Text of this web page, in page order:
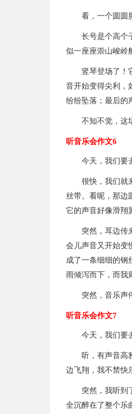
看，一个圆圆
长号是个高个
似一座座崇山峻岭
竖琴登场了！
音开始变得尖利，
纷纷坠落；最后
不知不觉，这
听音乐会作文6
今天，我们
很快，我们就
丝带。看呢，那边
它的声音好像滑翔
突然，耳边传
会儿声音又开始变
成了一条细细的钢
雨倾泻而下，而我
突然，音乐声
听音乐会作文7
今天，我们要
听，有声音高
边飞翔，我不禁快
突然，我听到
全沉醉在了整个乐